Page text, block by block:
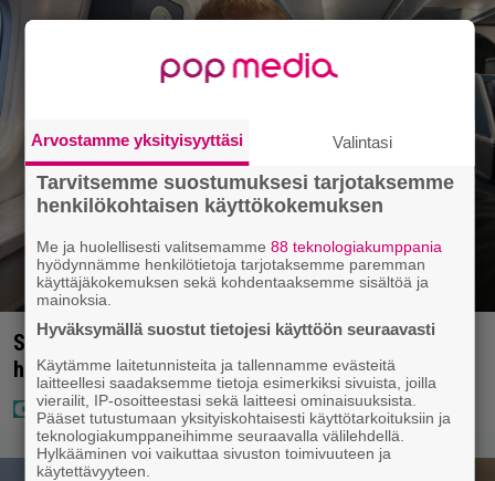
Sampo Kaulanen sai oudon tulehduksen – makaa
hoitolaitteessa nytkähdellen
Arvostamme yksityisyyttäsi Valintasi
Tarvitsemme suostumuksesi tarjotaksemme
henkilökohtaisen käyttökokemuksen
Me ja huolellisesti valitsemamme 88 teknologiakumppania
hyödynnämme henkilötietoja tarjotaksemme paremman
käyttäjäkokemuksen sekä kohdentaaksemme sisältöä ja
mainoksia.
Hyväksymällä suostut tietojesi käyttöön seuraavasti
Käytämme laitetunnisteita ja tallennamme evästeitä
laitteellesi saadaksemme tietoja esimerkiksi sivuista, joilla
vierailit, IP-osoitteestasi sekä laitteesi ominaisuuksista.
Pääset tutustumaan yksityiskohtaisesti käyttötarkoituksiin ja
teknologiakumppaneihimme seuraavalla välilehdellä.
Hylkääminen voi vaikuttaa sivuston toimivuuteen ja
käytettävyyteen.